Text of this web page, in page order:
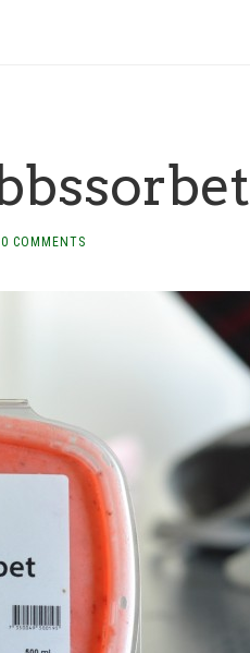
0 COMMENTS